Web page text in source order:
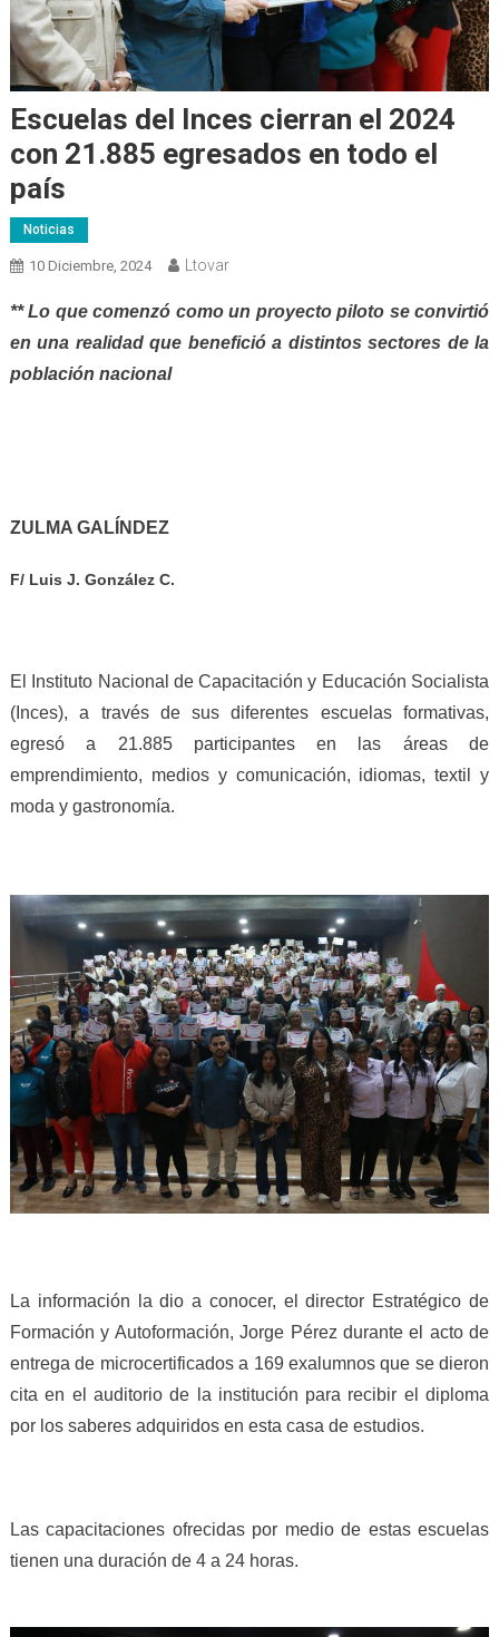
Escuelas del Inces cierran el 2024
con 21.885 egresados en todo el
país
Noticias
10 Diciembre, 2024 Ltovar
** Lo que comenzó como un proyecto piloto se convirtió
en una realidad que benefició a distintos sectores de la
población nacional
ZULMA GALÍNDEZ
F/ Luis J. González C.
El Instituto Nacional de Capacitación y Educación Socialista
(Inces), a través de sus diferentes escuelas formativas,
egresó a 21.885 participantes en las áreas de
emprendimiento, medios y comunicación, idiomas, textil y
moda y gastronomía.
La información la dio a conocer, el director Estratégico de
Formación y Autoformación, Jorge Pérez durante el acto de
entrega de microcertificados a 169 exalumnos que se dieron
cita en el auditorio de la institución para recibir el diploma
por los saberes adquiridos en esta casa de estudios.
Las capacitaciones ofrecidas por medio de estas escuelas
tienen una duración de 4 a 24 horas.